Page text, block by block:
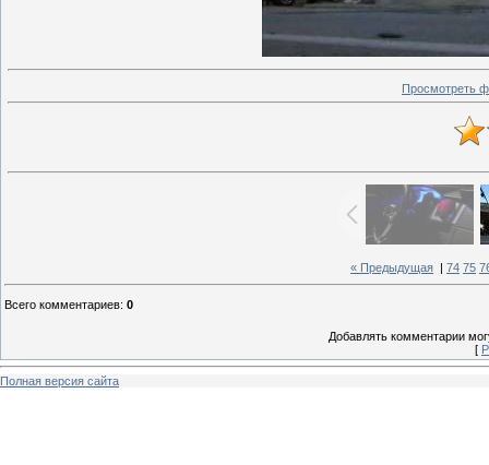
Просмотреть
« Предыдущая 74 75
Всего комментариев: 0
Добавлять комментарии
[
Полная версия сайта